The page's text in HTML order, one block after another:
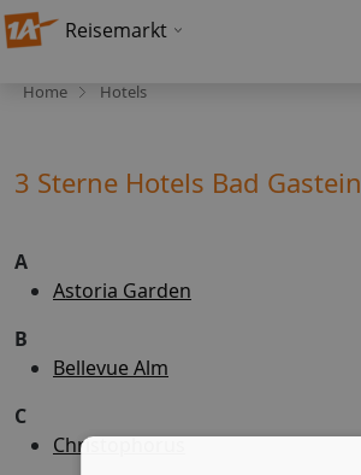
Reisemarkt
Home Hotels
3 Sterne Hotels Bad Gastein
A
Astoria Garden
B
Bellevue Alm
C
Christophorus